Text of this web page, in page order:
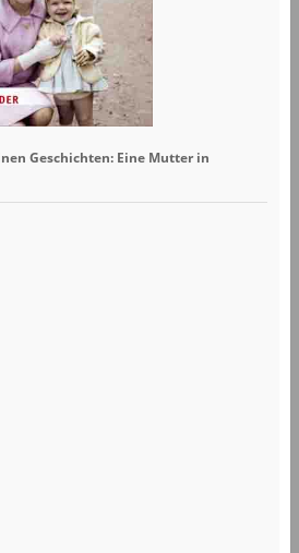
Geschichten: Eine Mutter in